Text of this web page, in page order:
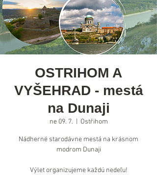
OSTRIHOM A
VYŠEHRAD - mestá
na Dunaji
ne 09. 7. Ostřihom
Nádherné starodávne mestá na krásnom
modrom Dunaji
Výlet organizujeme každú nedeľu!